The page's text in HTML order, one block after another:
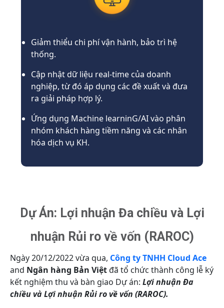
Giảm thiểu chi phí vận hành, bảo trì hệ
thống.
Cập nhật dữ liệu real-time của doanh
nghiệp, từ đó áp dụng các đề xuất và đưa
ra giải pháp hợp lý.
Ứng dụng Machine learninG/AI vào phân
nhóm khách hàng tiềm năng và các nhân
hóa dịch vụ KH.
Dự Án: Lợi nhuận Đa chiều và Lợi
nhuận Rủi ro về vốn (RAROC)
Ngày 20/12/2022 vừa qua, Công ty TNHH Cloud Ace
and Ngân hàng Bản Việtđã tổ chức thành công lễ ký
kết nghiệm thu và bàn giao Dự án: Lợi nhuận Đa
chiều và Lợi nhuận Rủi ro về vốn (RAROC).